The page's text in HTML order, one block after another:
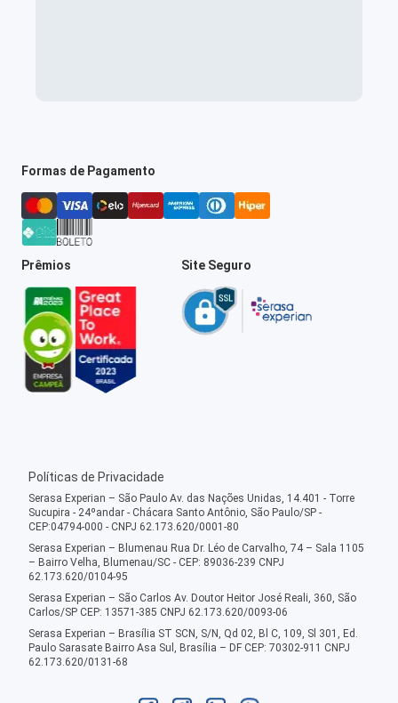
Formas de Pagamento
Prêmios Site Seguro
Políticas de Privacidade
Serasa Experian – São Paulo Av. das Nações Unidas, 14.401 - Torre
Sucupira - 24ºandar - Chácara Santo Antônio, São Paulo/SP -
CEP:04794-000 - CNPJ 62.173.620/0001-80
Serasa Experian – Blumenau Rua Dr. Léo de Carvalho, 74 – Sala 1105
– Bairro Velha, Blumenau/SC - CEP: 89036-239 CNPJ
62.173.620/0104-95
Serasa Experian – São Carlos Av. Doutor Heitor José Reali, 360, São
Carlos/SP CEP: 13571-385 CNPJ 62.173.620/0093-06
Serasa Experian – Brasília ST SCN, S/N, Qd 02, Bl C, 109, Sl 301, Ed.
Paulo Sarasate Bairro Asa Sul, Brasília – DF CEP: 70302-911 CNPJ
62.173.620/0131-68